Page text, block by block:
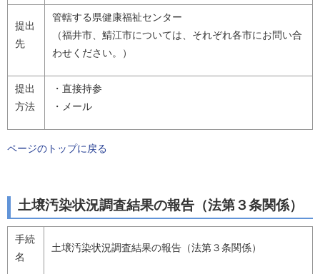
提出
先
管轄する県健康福祉センター
（福井市、鯖江市については、それぞれ各市にお問い合
わせください。）
提出
方法
・直接持参
・メール
ページのトップに戻る
土壌汚染状況調査結果の報告（法第３条関係）
手続
名
土壌汚染状況調査結果の報告（法第３条関係）